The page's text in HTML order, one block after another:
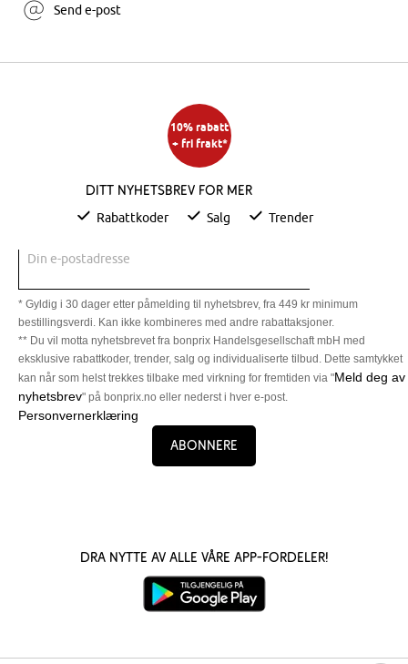
Send e-post
10% rabatt
+ fri frakt*
Ditt nyhetsbrev for mer
Rabattkoder Salg Trender
Din e-postadresse
* Gyldig i 30 dager etter påmelding til nyhetsbrev, fra 449 kr minimum
bestillingsverdi. Kan ikke kombineres med andre rabattaksjoner.
** Du vil motta nyhetsbrevet fra bonprix Handelsgesellschaft mbH med
eksklusive rabattkoder, trender, salg og individualiserte tilbud. Dette samtykket
kan når som helst trekkes tilbake med virkning for fremtiden via "Meld deg av
nyhetsbrev" på bonprix.no eller nederst i hver e-post.
Personvernerklæring
Abonnere
Dra nytte av alle våre app-fordeler!